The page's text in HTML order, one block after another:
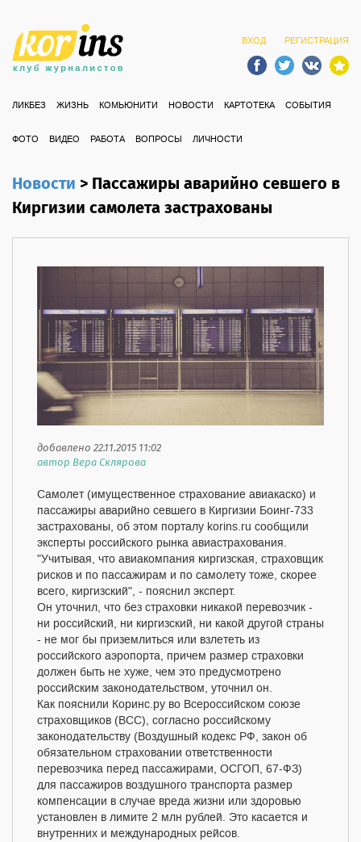
ВХОД РЕГИСТРАЦИЯ
ЛИКБЕЗ ЖИЗНЬ КОМЬЮНИТИ НОВОСТИ КАРТОТЕКА СОБЫТИЯ
ФОТО ВИДЕО РАБОТА ВОПРОСЫ ЛИЧНОСТИ
Новости>Пассажиры аварийно севшего в
Киргизии самолета застрахованы
добавлено 22.11.2015 11:02
автор Вера Склярова
Самолет (имущественное страхование авиакаско) и
пассажиры аварийно севшего в Киргизии Боинг-733
застрахованы, об этом порталу korins.ru сообщили
эксперты российского рынка авиастрахования.
"Учитывая, что авиакомпания киргизская, страховщик
рисков и по пассажирам и по самолету тоже, скорее
всего, киргизский", - пояснил эксперт.
Он уточнил, что без страховки никакой перевозчик -
ни российский, ни киргизский, ни какой другой страны
- не мог бы приземлиться или взлететь из
российского аэропорта, причем размер страховки
должен быть не хуже, чем это предусмотрено
российским законодательством, уточнил он.
Как пояснили Коринс.ру во Всероссийском союзе
страховщиков (ВСС), согласно российскому
законодательству (Воздушный кодекс РФ, закон об
обязательном страховании ответственности
перевозчика перед пассажирами, ОСГОП, 67-ФЗ)
для пассажиров воздушного транспорта размер
компенсации в случае вреда жизни или здоровью
установлен в лимите 2 млн рублей. Это касается и
внутренних и международных рейсов.